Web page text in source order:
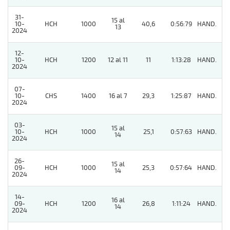
31-
10-
2024
HCH 1000
15 al
13
40,6 0:56:79 HAND.
12-
10-
2024
HCH 1200 12 al 11 11 1:13:28 HAND.
07-
10-
2024
CHS 1400 16 al 7 29,3 1:25:87 HAND.
03-
10-
2024
HCH 1000
15 al
14
25,1 0:57:63 HAND.
26-
09-
2024
HCH 1000
15 al
14
25,3 0:57:64 HAND.
14-
09-
2024
HCH 1200
16 al
14
26,8 1:11:24 HAND.